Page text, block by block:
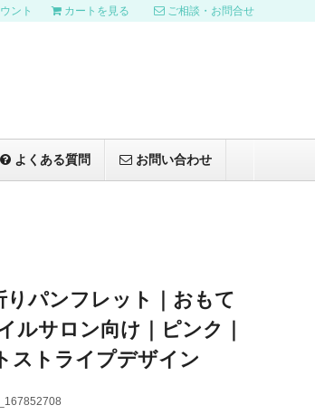
ント カートを見る ご相談・お問合せ
よくある質問 お問い合わせ
りパンフレット｜おもて
ルサロン向け｜ピンク｜
ストライプデザイン